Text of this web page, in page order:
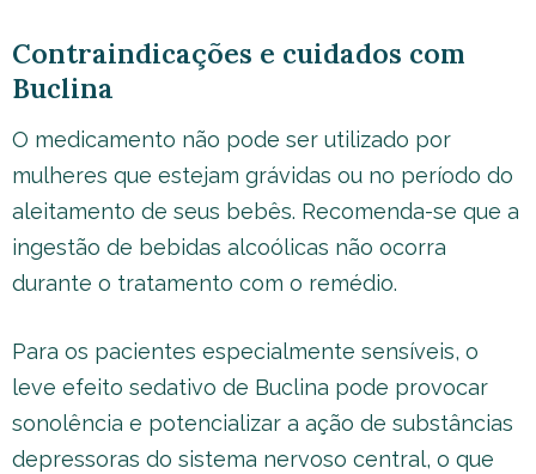
Contraindicações e cuidados com
Buclina
O medicamento não pode ser utilizado por
mulheres que estejam grávidas ou no período do
aleitamento de seus bebês. Recomenda-se que a
ingestão de bebidas alcoólicas não ocorra
durante o tratamento com o remédio.
Para os pacientes especialmente sensíveis, o
leve efeito sedativo de Buclina pode provocar
sonolência e potencializar a ação de substâncias
depressoras do sistema nervoso central, o que